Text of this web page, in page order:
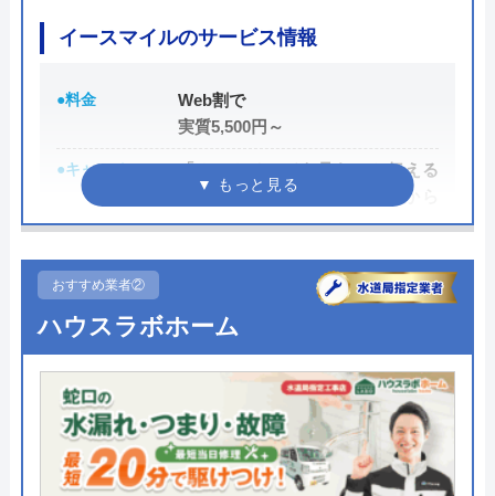
イースマイルのサービス情報
●料金
Web割で
実質5,500円～
●キャンペーン
「ホームページを見た」と伝える
だけで、WEB割で作業料金から
3,000円割引！
●駆けつけ時間 最短20分
●定休日 年中無休
●出張見積もり 出張・見積もり無料
●支払い方法
現金、銀行振込、モバイル、後払
い決済、クレジットカード
おすすめ業者②
ハウスラボホーム